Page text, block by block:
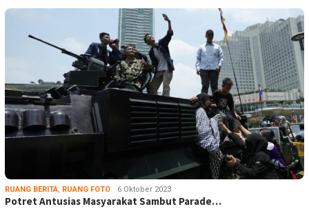
RUANG BERITA, RUANG FOTO 6 Oktober 2023
Potret Antusias Masyarakat Sambut Parade…